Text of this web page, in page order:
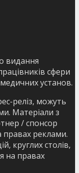
видання
сфери
установ.
реліз, можуть
Матеріали з
/ спонсор
правах реклами.
круглих столів,
на правах